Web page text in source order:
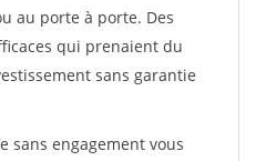
au porte à porte. Des
qui prenaient du
sans garantie
sans engagement vous